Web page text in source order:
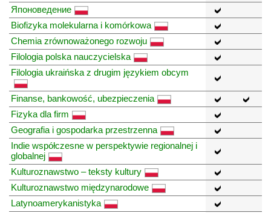
Японоведение
Biofizyka molekularna i komórkowa
Chemia zrównoważonego rozwoju
Filologia polska nauczycielska
Filologia ukraińska z drugim językiem obcym
Finanse, bankowość, ubezpieczenia
Fizyka dla firm
Geografia i gospodarka przestrzenna
Indie współczesne w perspektywie regionalnej i
globalnej
Kulturoznawstwo – teksty kultury
Kulturoznawstwo międzynarodowe
Latynoamerykanistyka